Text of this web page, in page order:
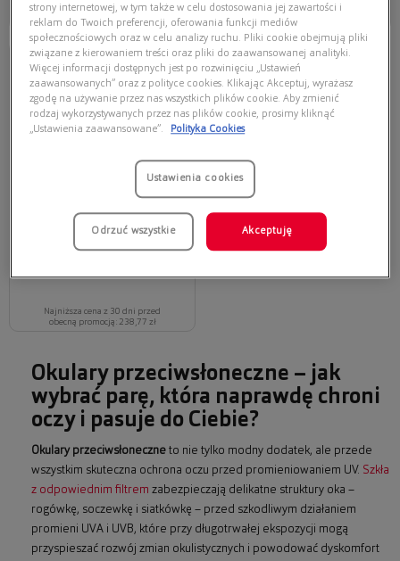
Najniższa cena z 30 dni przed
obecną promocją: 238,70 zł
Najniższa cena z 30 dni przed
obecną promocją: 246,35 zł
Przymierz
wirtualnie
ARMANI EXCHANGE 0AX4164SU
839593
ARMANI EXCHANGE
Najniższa cena z 30 dni przed
obecną promocją: 238,77 zł
Okulary przeciwsłoneczne – jak
wybrać parę, która naprawdę chroni
oczy i pasuje do Ciebie?
Okulary przeciwsłoneczne to nie tylko modny dodatek, ale przede
wszystkim skuteczna ochrona oczu przed promieniowaniem UV. Szkła
z odpowiednim filtrem zabezpieczają delikatne struktury oka –
rogówkę, soczewkę i siatkówkę – przed szkodliwym działaniem
promieni UVA i UVB, które przy długotrwałej ekspozycji mogą
przyspieszać rozwój zmian okulistycznych i powodować dyskomfort
strony internetowej, w tym także w celu dostosowania jej zawartości i
reklam do Twoich preferencji, oferowania funkcji mediów
społecznościowych oraz w celu analizy ruchu. Pliki cookie obejmują pliki
związane z kierowaniem treści oraz pliki do zaawansowanej analityki.
Więcej informacji dostępnych jest po rozwinięciu „Ustawień
zaawansowanych” oraz z polityce cookies. Klikając Akceptuj, wyrażasz
zgodę na używanie przez nas wszystkich plików cookie. Aby zmienić
rodzaj wykorzystywanych przez nas plików cookie, prosimy kliknąć
„Ustawienia zaawansowane”.
Polityka Cookies
Ustawienia cookies
Odrzuć wszystkie Akceptuję